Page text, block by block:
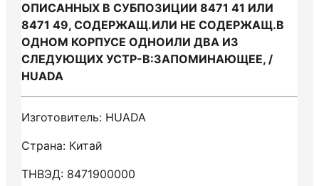
ОПИСАННЫХ В СУБПОЗИЦИИ 8471 41 ИЛИ
8471 49, СОДЕРЖАЩ.ИЛИ НЕ СОДЕРЖАЩ.В
ОДНОМ КОРПУСЕ ОДНОИЛИ ДВА ИЗ
СЛЕДУЮЩИХ УСТР-В:ЗАПОМИНАЮЩЕЕ, /
HUADA
Изготовитель: HUADA
Страна: Китай
ТНВЭД: 8471900000